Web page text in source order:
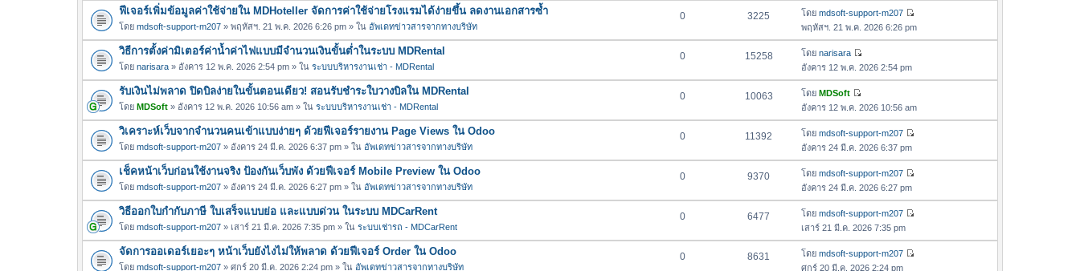
ล่
สุม
ล่
ค
ว
ล่
สุ
ฟีเจอร์เพิ่มข้อมูลค่าใช้จ่ายใน MDHoteller จัดการค่าใช้จ่ายโรงแรมได้ง่ายขึ้น ลดงานเอกสารซ้ำ
โดย mdsoft-support-m207 » พฤหัสฯ. 21 พ.ค. 2026 6:26 pm » ใน อัพเดทข่าวสารจากทางบริษัท
0 3225 โดย mdsoft-support-m207
ข้
ว
ม
ล่
พฤหัสฯ. 21 พ.ค. 2026 6:26 pm
วิธีการตั้งค่ามิเตอร์ค่าน้ำค่าไฟแบบมีจำนวนเงินขั้นต่ำในระบบ MDRental
โดย narisara » อังคาร 12 พ.ค. 2026 2:54 pm » ใน ระบบบริหารงานเช่า - MDRental
0 15258 โดย narisara
ดู
ข้
ค
ว
า
ม
ล่
า
สุ
อังคาร 12 พ.ค. 2026 2:54 pm
รับเงินไม่พลาด ปิดบิลง่ายในขั้นตอนเดียว! สอนรับชำระใบวางบิลใน MDRental
โดย MDSoft » อังคาร 12 พ.ค. 2026 10:56 am » ใน ระบบบริหารงานเช่า - MDRental
0 10063 โดย MDSoft
ดู
ข้
อ
ค
ว
า
ม
ล่
า
สุ
อังคาร 12 พ.ค. 2026 10:56 am
วิเคราะห์เว็บจากจำนวนคนเข้าแบบง่ายๆ ด้วยฟีเจอร์รายงาน Page Views ใน Odoo
โดย mdsoft-support-m207 » อังคาร 24 มี.ค. 2026 6:37 pm » ใน อัพเดทข่าวสารจากทางบริษัท
0 11392 โดย mdsoft-support-m207
ข้
ว
ล่
อังคาร 24 มี.ค. 2026 6:37 pm
เช็คหน้าเว็บก่อนใช้งานจริง ป้องกันเว็บพัง ด้วยฟีเจอร์ Mobile Preview ใน Odoo
โดย mdsoft-support-m207 » อังคาร 24 มี.ค. 2026 6:27 pm » ใน อัพเดทข่าวสารจากทางบริษัท
0 9370 โดย mdsoft-support-m207
ข้
ว
อังคาร 24 มี.ค. 2026 6:27 pm
วิธีออกใบกำกับภาษี ใบเสร็จแบบย่อ และแบบด่วน ในระบบ MDCarRent
โดย mdsoft-support-m207 » เสาร์ 21 มี.ค. 2026 7:35 pm » ใน ระบบเช่ารถ - MDCarRent
0 6477 โดย mdsoft-support-m207
ข้
เสาร์ 21 มี.ค. 2026 7:35 pm
จัดการออเดอร์เยอะๆ หน้าเว็บยังไงไม่ให้พลาด ด้วยฟีเจอร์ Order ใน Odoo
โดย mdsoft-support-m207 » ศุกร์ 20 มี.ค. 2026 2:24 pm » ใน อัพเดทข่าวสารจากทางบริษัท
0 8631 โดย mdsoft-support-m207
ศุกร์ 20 มี.ค. 2026 2:24 pm